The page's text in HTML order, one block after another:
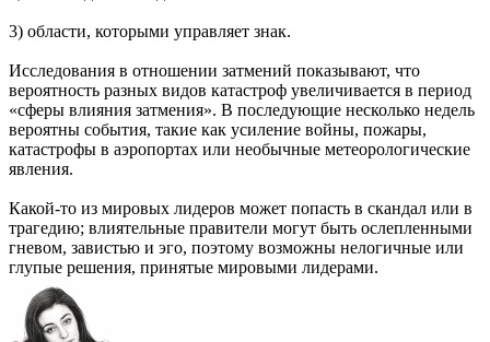
3) области, которыми управляет знак.
Исследования в отношении затмений показывают, что
вероятность разных видов катастроф увеличивается в период
«сферы влияния затмения». В последующие несколько недель
вероятны события, такие как усиление войны, пожары,
катастрофы в аэропортах или необычные метеорологические
явления.
Какой-то из мировых лидеров может попасть в скандал или в
трагедию; влиятельные правители могут быть ослепленными
гневом, завистью и эго, поэтому возможны нелогичные или
глупые решения, принятые мировыми лидерами.